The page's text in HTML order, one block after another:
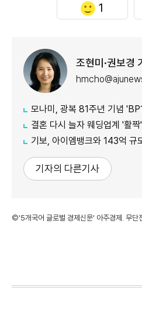
1
조현미·권보경
모나미, 광복 81주년 기념 'BP153
결혼 다시 늘자 웨딩업계 '활
기보, 아이엠뱅크와 143억 규모
기자의 다른기사
©'5개국어 글로벌 경제신문' 아주경제. 무단